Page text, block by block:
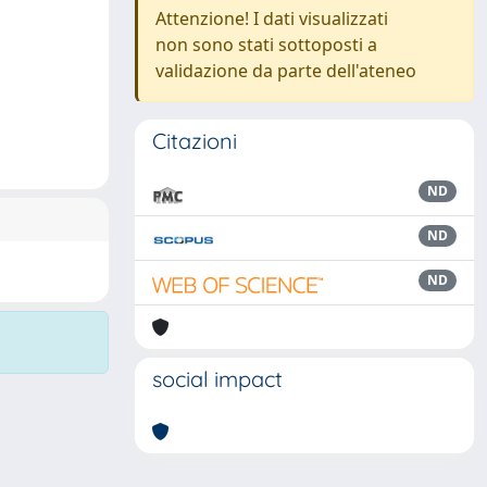
Attenzione! I dati visualizzati
non sono stati sottoposti a
validazione da parte dell'ateneo
Citazioni
ND
ND
ND
social impact